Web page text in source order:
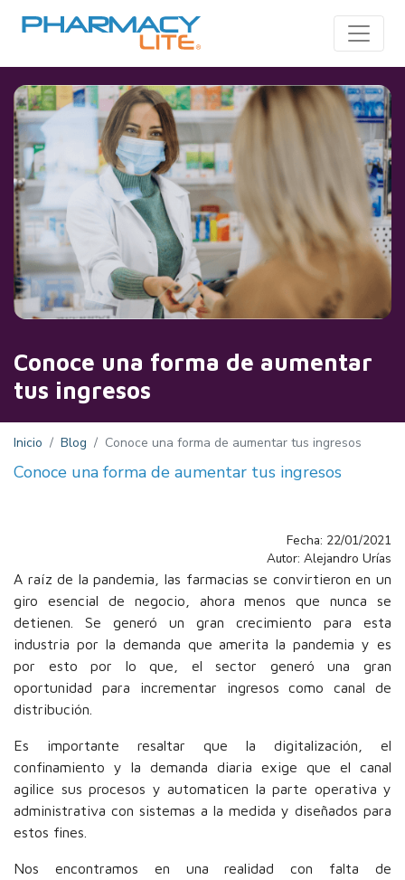
Conoce una forma de aumentar
tus ingresos
Inicio Blog Conoce una forma de aumentar tus ingresos
Conoce una forma de aumentar tus ingresos
Fecha: 22/01/2021
Autor: Alejandro Urías
A raíz de la pandemia, las farmacias se convirtieron en un
giro esencial de negocio, ahora menos que nunca se
detienen. Se generó un gran crecimiento para esta
industria por la demanda que amerita la pandemia y es
por esto por lo que, el sector generó una gran
oportunidad para incrementar ingresos como canal de
distribución.
Es importante resaltar que la digitalización, el
confinamiento y la demanda diaria exige que el canal
agilice sus procesos y automaticen la parte operativa y
administrativa con sistemas a la medida y diseñados para
estos fines.
Nos encontramos en una realidad con falta de